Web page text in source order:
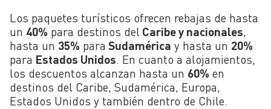
Los paquetes turísticos ofrecen rebajas de hasta
un 40% para destinos del Caribe y nacionales,
hasta un 35% para Sudamérica y hasta un 20%
para Estados Unidos. En cuanto a alojamientos,
los descuentos alcanzan hasta un 60% en
destinos del Caribe, Sudamérica, Europa,
Estados Unidos y también dentro de Chile.